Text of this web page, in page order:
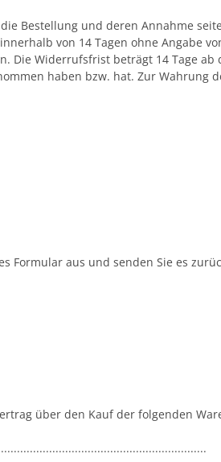
Bestellung und deren Annahme
von 14 Tagen ohne Angabe
Widerrufsfrist beträgt 14 Tage ab
haben bzw. hat. Zur Wahrung
Formular aus und senden Sie es
über den Kauf der folgenden